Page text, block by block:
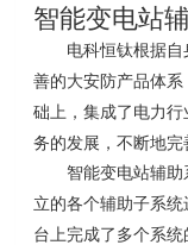
智能变电站
电科恒钛根据
善的大安防产品体
础上，集成了电力行
务的发展，不断地完
智能变电站辅
立的各个辅助子系
台上完成了多个系